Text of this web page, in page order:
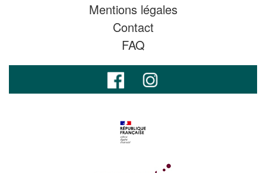
Mentions légales
Contact
FAQ